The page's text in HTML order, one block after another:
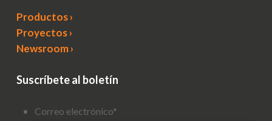
Productos ›
Proyectos ›
Newsroom ›
Suscríbete al boletín
Correo electrónico*